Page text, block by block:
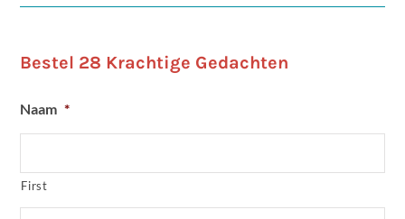
Bestel 28 Krachtige Gedachten
Naam *
First